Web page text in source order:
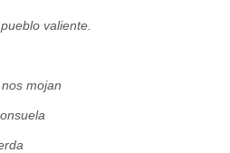
valiente.
mojan